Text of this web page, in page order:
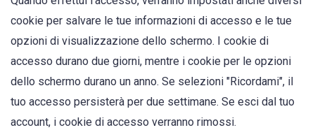
cookie per salvare le tue informazioni di accesso e le tue
opzioni di visualizzazione dello schermo. I cookie di
accesso durano due giorni, mentre i cookie per le opzioni
dello schermo durano un anno. Se selezioni "Ricordami", il
tuo accesso persisterà per due settimane. Se esci dal tuo
account, i cookie di accesso verranno rimossi.